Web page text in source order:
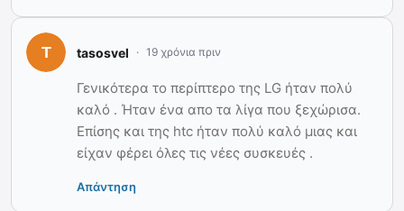
tasosvel 19 χρόνια πριν
Γενικότερα το περίπτερο της LG ήταν πολύ
καλό . Ήταν ένα απο τα λίγα που ξεχώρισα.
Επίσης και της htc ήταν πολύ καλό μιας και
είχαν φέρει όλες τις νέες συσκευές .
Απάντηση